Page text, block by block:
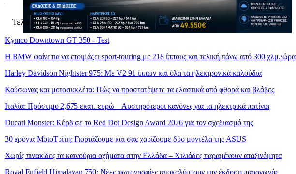
Τελευταίες Ειδήσεις
Kymco Downtown GT 350 - Test
Η BMW φαίνετια να ετοιμάζει sport-touring με 218 ίππους και τελική πάνω από 300 χλμ./ώρα
Harley Davidson Nightster 975: Με V2 91 ίππων και όλα τα ηλεκτρονικά καλούδια
Καύσωνας και μοτοσυκλέτα: Πώς να προστατέψετε τα ελαστικά από φθορά και βλάβες
Ιταλία: Πρόστιμο 2,675 εκατ. ευρώ – Αυστηρότεροι κανόνες για τα ηλεκτρικά πατίνια
Ducati Monster: Κέρδισε το Red Dot Design Award 2026 για τον σχεδιασμό της
30 χρόνια MotoΤρίτη: Γιορτάζουμε και σας χαρίζουμε δύο μοντέλα της ASUS
Χωρίς πινακίδες τα καινούρια οχήματα στην Ελλάδα – Χιλιάδες παραμένουν αταξινόμητα
Royal Enfield Himalayan 750: Νέες φωτογραφίες αποκαλύπτουν την έκδοση παραγωγής